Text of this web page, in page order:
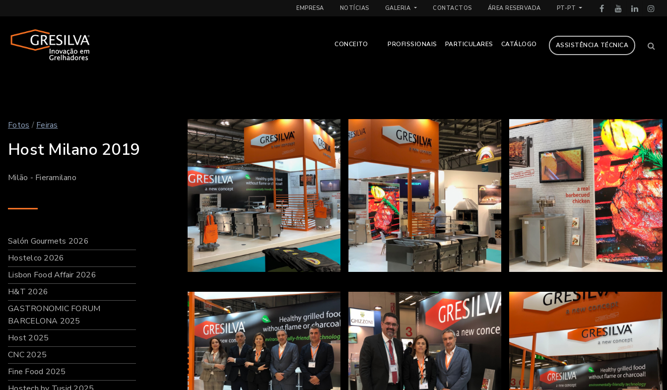
EMPRESA NOTÍCIAS GALERIA CONTACTOS ÁREA RESERVADA PT-PT
CONCEITO PROFISSIONAIS PARTICULARES CATÁLOGO ASSISTÊNCIA TÉCNICA
Fotos / Feiras
Host Milano 2019
Milão - Fieramilano
Salón Gourmets 2026
Hostelco 2026
Lisbon Food Affair 2026
H&T 2026
GASTRONOMIC FORUM
BARCELONA 2025
Host 2025
CNC 2025
Fine Food 2025